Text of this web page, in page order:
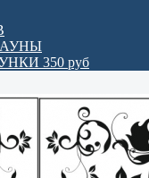
350 руб